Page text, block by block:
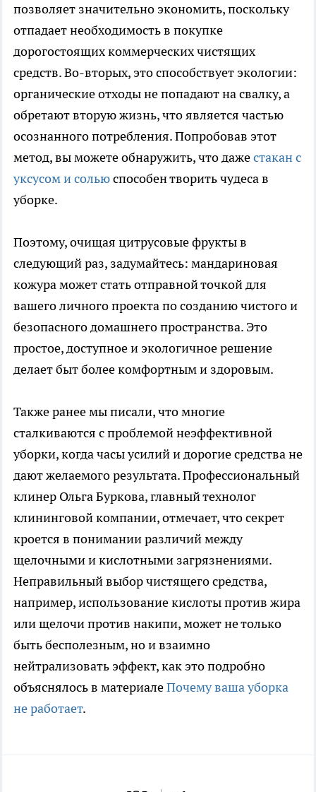
позволяет значительно экономить, поскольку
отпадает необходимость в покупке
дорогостоящих коммерческих чистящих
средств. Во-вторых, это способствует экологии:
органические отходы не попадают на свалку, а
обретают вторую жизнь, что является частью
осознанного потребления. Попробовав этот
метод, вы можете обнаружить, что дажестакан с
уксусом и сольюспособен творить чудеса в
уборке.
Поэтому, очищая цитрусовые фрукты в
следующий раз, задумайтесь: мандариновая
кожура может стать отправной точкой для
вашего личного проекта по созданию чистого и
безопасного домашнего пространства. Это
простое, доступное и экологичное решение
делает быт более комфортным и здоровым.
Также ранее мы писали, что многие
сталкиваются с проблемой неэффективной
уборки, когда часы усилий и дорогие средства не
дают желаемого результата. Профессиональный
клинер Ольга Буркова, главный технолог
клининговой компании, отмечает, что секрет
кроется в понимании различий между
щелочными и кислотными загрязнениями.
Неправильный выбор чистящего средства,
например, использование кислоты против жира
или щелочи против накипи, может не только
быть бесполезным, но и взаимно
нейтрализовать эффект, как это подробно
объяснялось в материалеПочему ваша уборка
не работает.